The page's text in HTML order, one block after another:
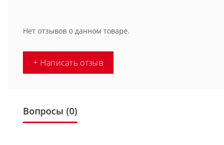
Нет отзывов о данном товаре.
+ Написать отзыв
Вопросы (0)